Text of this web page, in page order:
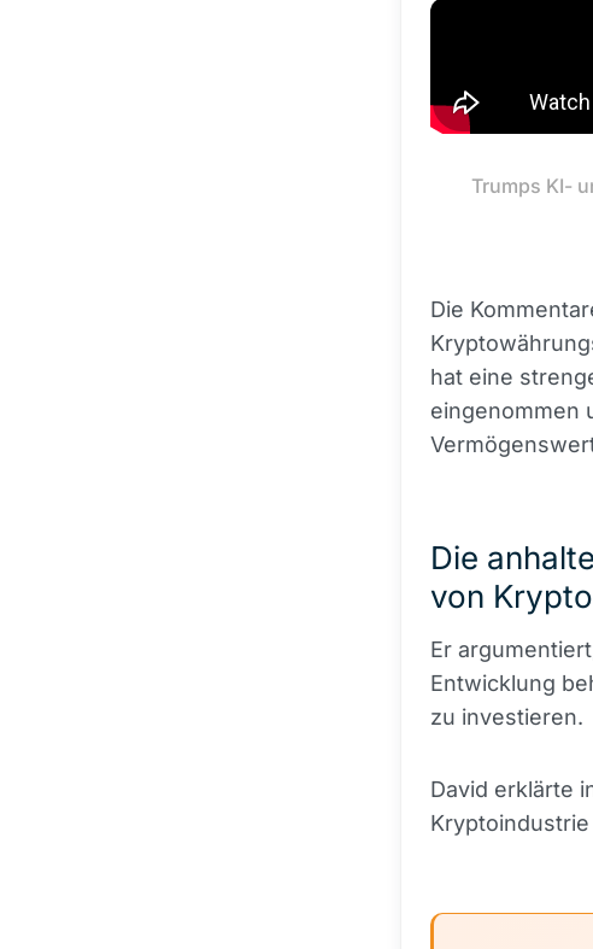
Trumps KI-
Die
hat eine
eingenommen
Die
von
Er
Entwicklung
zu investieren.
David erklärte